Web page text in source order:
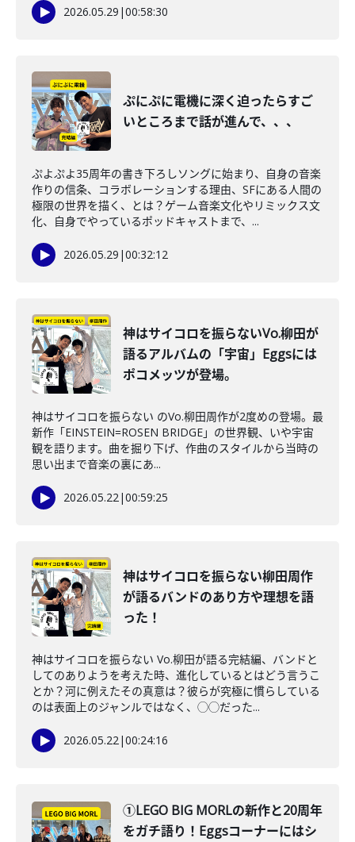
2026.05.29 |00:58:30
ぷにぷに電機に深く迫ったらすご
いところまで話が進んで、、、
ぷよぷよ35周年の書き下ろしソングに始まり、自身の音楽
作りの信条、コラボレーションする理由、SFにある人間の
極限の世界を描く、とは？ゲーム音楽文化やリミックス文
化、自身でやっているポッドキャストまで、...
2026.05.29 |00:32:12
神はサイコロを振らないVo.柳田が
語るアルバムの「宇宙」Eggsには
ポコメッツが登場。
神はサイコロを振らない のVo.柳田周作が2度めの登場。最
新作「EINSTEIN=ROSEN BRIDGE」の世界観、いや宇宙
観を語ります。曲を掘り下げ、作曲のスタイルから当時の
思い出まで音楽の裏にあ...
2026.05.22|00:59:25
神はサイコロを振らない柳田周作
が語るバンドのあり方や理想を語
った！
神はサイコロを振らない Vo.柳田が語る完結編、バンドと
してのありようを考えた時、進化しているとはどう言うこ
とか？河に例えたその真意は？彼らが究極に慣らしている
のは表面上のジャンルではなく、◯◯だった...
2026.05.22|00:24:16
①LEGO BIG MORLの新作と20周年
をガチ語り！Eggsコーナーにはシ